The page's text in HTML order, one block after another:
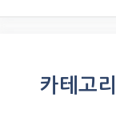
카테고리